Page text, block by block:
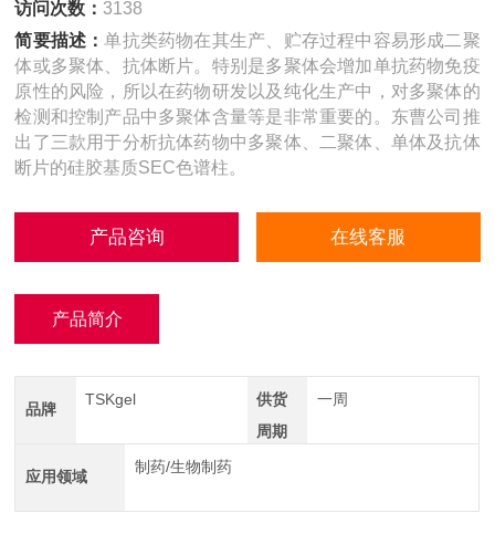
访问次数：3138
简要描述：单抗类药物在其生产、贮存过程中容易形成二聚
体或多聚体、抗体断片。特别是多聚体会增加单抗药物免疫
原性的风险，所以在药物研发以及纯化生产中，对多聚体的
检测和控制产品中多聚体含量等是非常重要的。东曹公司推
出了三款用于分析抗体药物中多聚体、二聚体、单体及抗体
断片的硅胶基质SEC色谱柱。
产品咨询 在线客服
产品简介
品牌
TSKgel
供货
周期
一周
应用领域
制药/生物制药